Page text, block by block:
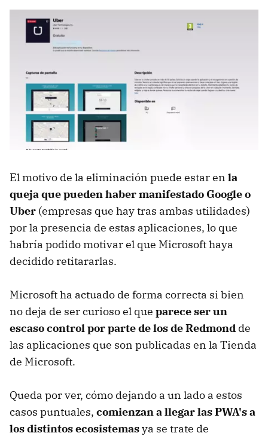
El motivo de la eliminación puede estar en la
queja que pueden haber manifestado Google o
Uber (empresas que hay tras ambas utilidades)
por la presencia de estas aplicaciones, lo que
habría podido motivar el que Microsoft haya
decidido retitararlas.
Microsoft ha actuado de forma correcta si bien
no deja de ser curioso el que parece ser un
escaso control por parte de los de Redmond de
las aplicaciones que son publicadas en la Tienda
de Microsoft.
Queda por ver, cómo dejando a un lado a estos
casos puntuales, comienzan a llegar las PWA's a
los distintos ecosistemasya se trate de